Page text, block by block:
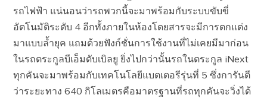
รถไฟฟ้า แน่นอนว่ารถพวกนี้จะมาพร้อมกับระบบขับขี่
อัตโนมัติระดับ 4 อีกทั้งภายในห้องโดยสารจะมีการตกแต่ง
มาแบบล้ำยุค แถมด้วยฟังก์ชั่นการใช้งานที่ไม่เคยมีมาก่อน
ในรถตระกูลบีเอ็มดับเบิลยู ยิ่งไปกว่านั้นรถในตระกูล iNext
ทุกคันจะมาพร้อมกับเทคโนโลยีแบตเตอรีรุ่นที่ 5 ซึ่งการันตี
ว่าระยะทาง 640 กิโลเมตรคือมาตรฐานที่รถทุกคันจะวิ่งได้